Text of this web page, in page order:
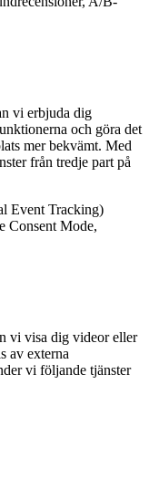
vi erbjuda dig
och göra det
mer bekvämt. Med
från tredje part på
Event Tracking)
Consent Mode,
vi visa dig videor eller
av externa
vi följande tjänster